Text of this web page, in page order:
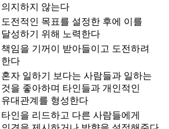
의지하지 않는다
도전적인 목표를 설정한 후에 이를
달성하기 위해 노력한다
책임을 기꺼이 받아들이고 도전하려
한다
혼자 일하기 보다는 사람들과 일하는
것을 좋아하며 타인들과 개인적인
유대관계를 형성한다
타인을 리드하고 다른 사람들에게